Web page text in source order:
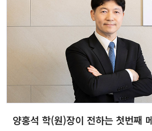
양홍석 학(원)장이 전하는 첫번째